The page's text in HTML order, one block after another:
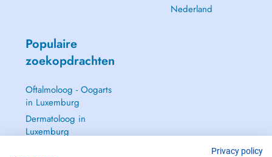
Nederland
Populaire
zoekopdrachten
Oftalmoloog - Oogarts
in Luxemburg
Dermatoloog in
Luxemburg
Privacy policy